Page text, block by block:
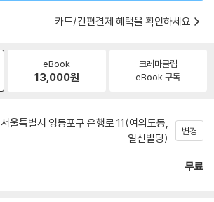
카드/간편결제 혜택을 확인하세요
eBook
13,000원
크레마클럽
eBook 구독
서울특별시 영등포구 은행로 11(여의도동,
일신빌딩)
변경
무료